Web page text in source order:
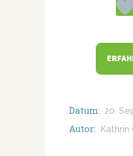
Datum: 20.
Autor: